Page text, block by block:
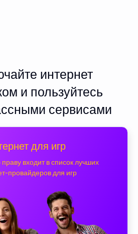
интернет
и пользуйтесь
сервисами
для игр
входит в список лучших
провайдеров для игр